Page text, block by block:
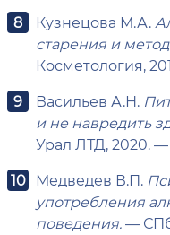
Кузнецова М.А.
старения и
Косметология,
Васильев А.Н.
и не навредить
Урал ЛТД, 2020. —
Медведев В.П.
употребления
поведения.—